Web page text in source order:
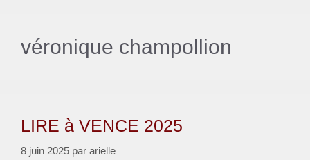
véronique champollion
LIRE à VENCE 2025
8 juin 2025 par arielle